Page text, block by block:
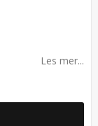
Les mer...